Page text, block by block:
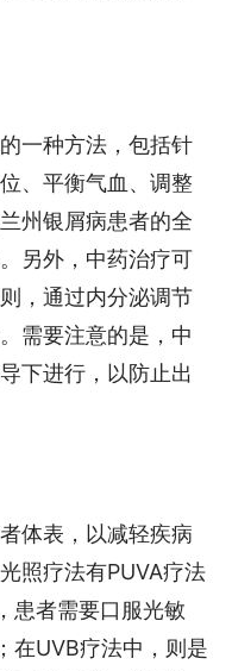
一种方法，包括针
、平衡气血、调整
州银屑病患者的全
另外，中药治疗可
，通过内分泌调节
需要注意的是，中
下进行，以防止出
体表，以减轻疾病
照疗法有PUVA疗法
患者需要口服光敏
在UVB疗法中，则是